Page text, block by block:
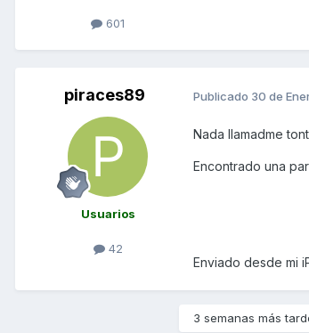
601
piraces89
Usuarios
42
Publicado 30 de
Nada llamadme
Encontrado una
Enviado desde mi
3 semanas más